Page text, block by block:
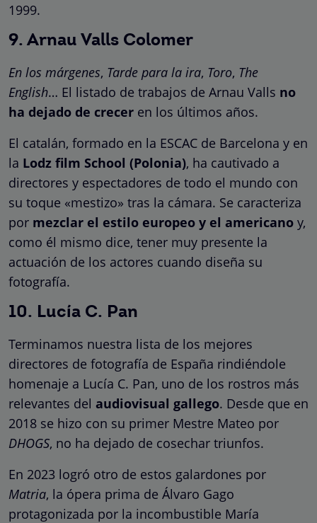
1999.
9. Arnau Valls Colomer
En los márgenes, Tarde para la ira, Toro, The
English… El listado de trabajos de Arnau Valls no
ha dejado de crecer en los últimos años.
El catalán, formado en la ESCAC de Barcelona y en
la Lodz film School (Polonia), ha cautivado a
directores y espectadores de todo el mundo con
su toque «mestizo» tras la cámara. Se caracteriza
por mezclar el estilo europeo y el americano y,
como él mismo dice, tener muy presente la
actuación de los actores cuando diseña su
fotografía.
10. Lucía C. Pan
Terminamos nuestra lista de los mejores
directores de fotografía de España rindiéndole
homenaje a Lucía C. Pan, uno de los rostros más
relevantes del audiovisual gallego. Desde que en
2018 se hizo con su primer Mestre Mateo por
DHOGS, no ha dejado de cosechar triunfos.
En 2023 logró otro de estos galardones por
Matria, la ópera prima de Álvaro Gago
protagonizada por la incombustible María